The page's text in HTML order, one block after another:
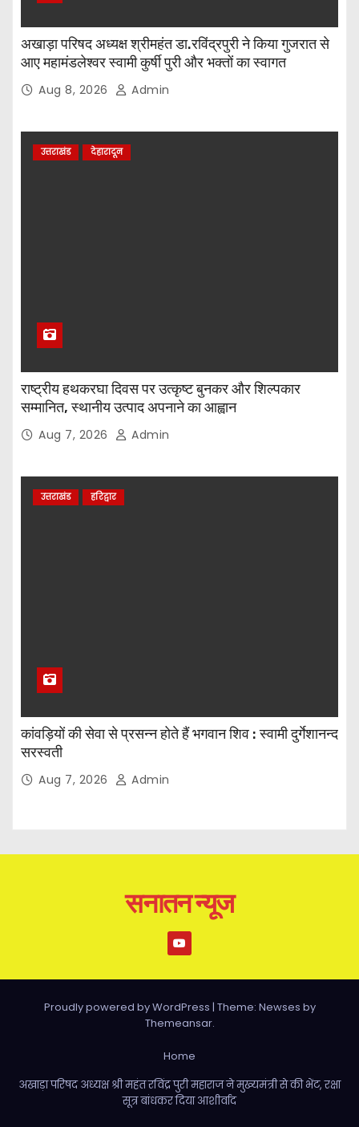
अखाड़ा परिषद अध्यक्ष श्रीमहंत डा.रविंद्रपुरी ने किया गुजरात से
आए महामंडलेश्वर स्वामी कुर्षी पुरी और भक्तों का स्वागत
Aug 8, 2026 Admin
उत्तराखंड देहारादून
राष्ट्रीय हथकरघा दिवस पर उत्कृष्ट बुनकर और शिल्पकार
सम्मानित, स्थानीय उत्पाद अपनाने का आह्वान
Aug 7, 2026 Admin
उत्तराखंड हरिद्वार
कांवड़ियों की सेवा से प्रसन्न होते हैं भगवान शिव : स्वामी दुर्गेशानन्द
सरस्वती
Aug 7, 2026 Admin
सनातन न्यूज
Proudly powered by WordPress | Theme: Newses by
Themeansar.
Home
अखाड़ा परिषद अध्यक्ष श्री महंत रविंद्र पुरी महाराज ने मुख्यमंत्री से की भेंट, रक्षा
सूत्र बांधकर दिया आशीर्वाद